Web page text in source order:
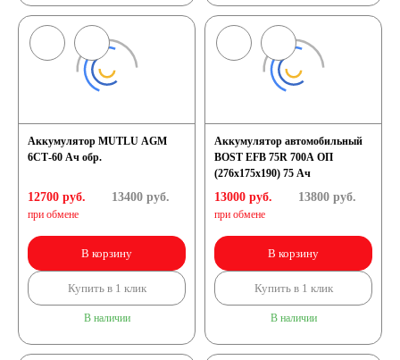
Аккумулятор MUTLU AGM
6СТ-60 Ач обр.
12700 руб.
при обмене
13400руб.
В корзину
Купить в 1 клик
В наличии
Аккумулятор автомобильный
BOST EFB 75R 700A ОП
(276x175x190) 75 Ач
13000 руб.
при обмене
13800руб.
В корзину
Купить в 1 клик
В наличии